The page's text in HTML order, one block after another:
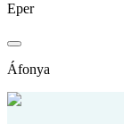
Eper
Áfonya